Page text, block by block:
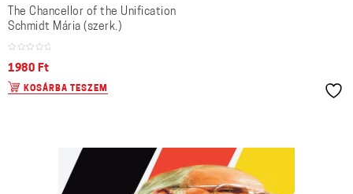
The Chancellor of the Unification
Schmidt Mária (szerk.)
1980 Ft
KOSÁRBA TESZEM